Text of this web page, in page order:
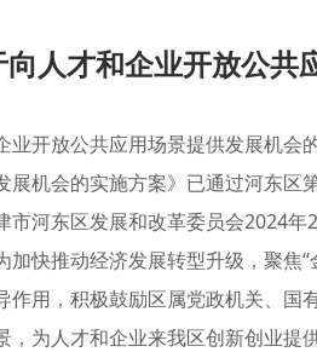
人才和企业开放公共
业开放公共应用场景提供发展机
展机会的实施方案》已通过河东
市河东区发展和改革委员会2024
快推动经济发展转型升级，聚焦
作用，积极鼓励区属党政机关、
，为人才和企业来我区创新创业